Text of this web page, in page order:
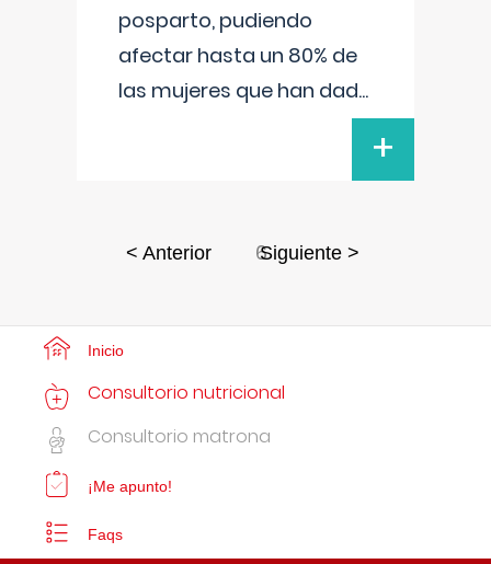
posparto, pudiendo
afectar hasta un 80% de
las mujeres que han dad...
+
< Anterior 6Siguiente >
Inicio
Consultorio nutricional
Consultorio matrona
¡Me apunto!
Faqs